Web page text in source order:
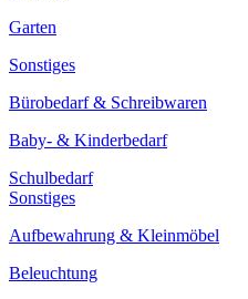
Garten
Sonstiges
Bürobedarf & Schreibwaren
Baby- & Kinderbedarf
Schulbedarf
Sonstiges
Aufbewahrung & Kleinmöbel
Beleuchtung